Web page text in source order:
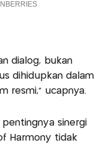
dialog, bukan
dihidupkan dalam
resmi,” ucapnya.
sinergi
Harmony tidak